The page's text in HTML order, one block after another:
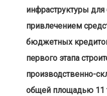
инфраструктуры для
привлечением
бюджетных
первого этапа
производственно-
общей площадью 11